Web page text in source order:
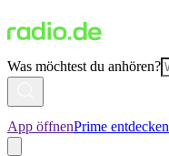
Was möchtest du anhören?
App öffnenPrime entdecken